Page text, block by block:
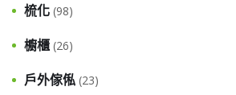
梳化 (98)
櫥櫃 (26)
戶外傢俬 (23)